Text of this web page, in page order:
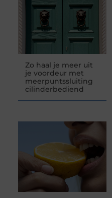
Zo haal je meer uit
je voordeur met
meerpuntssluiting
cilinderbediend